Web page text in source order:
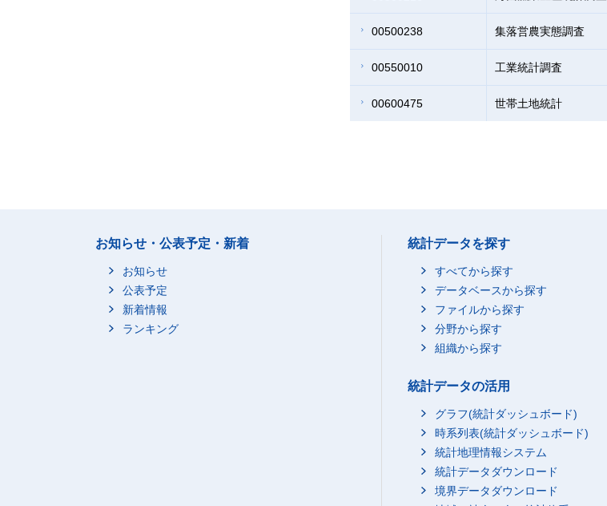
00500238 集落営農実態調査
00550010 工業統計調査
00600475 世帯土地統計
お知らせ・公表予定・新着
お知らせ
公表予定
新着情報
ランキング
統計データを探す
すべてから探す
データベースから探す
ファイルから探す
分野から探す
組織から探す
統計データの活用
グラフ(統計ダッシュボード)
時系列表(統計ダッシュボード)
統計地理情報システム
統計データダウンロード
境界データダウンロード